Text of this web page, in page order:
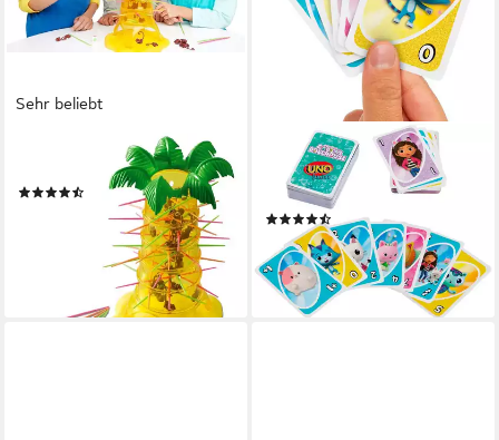
Sehr beliebt
Spiel S.O.S Affenalarm
(241)
UVP25,99 €
lieferbar - in 1-2 Werktagen bei dir
MATTEL GAMES
Spiel UNO Gabby´s Dollhouse,
Kartenspiel
(8)
ab 7,49 € UVP9,99 €
-25%
lieferbar - in 1-2 Werktagen bei dir